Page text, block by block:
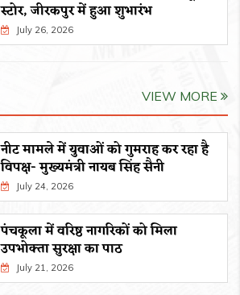
स्टोर, जीरकपुर में हुआ शुभारंभ
July 26, 2026
VIEW MORE
नीट मामले में युवाओं को गुमराह कर रहा है
विपक्ष- मुख्यमंत्री नायब सिंह सैनी
July 24, 2026
पंचकूला में वरिष्ठ नागरिकों को मिला
उपभोक्ता सुरक्षा का पाठ
July 21, 2026